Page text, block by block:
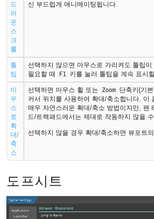
드
러
운
스
크
롤
신 부드럽게 애니메이팅됩니다.
툴
팁
선택하지 않으면 마우스로 가리켜도 툴팁이
필요할 때
F1 키를 눌러 툴팁을 계속 표시
마
우
스
로
확
대/
축
소
선택하면 마우스 휠 또는 Zoom 단축키(기
커서 위치를 사용하여 확대/축소합니다. 이
매우 자연스러운 확대/축소 방법이지만, 펜
드/트랙패드에서는 제대로 작동하지 않을
선택하지 않을 경우 확대/축소하면 뷰포트
도프시트